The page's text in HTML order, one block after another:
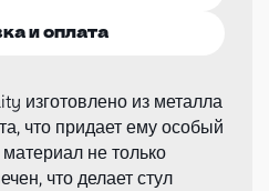
и оплата
изготовлено из металла
что придает ему особый
не только
что делает стул